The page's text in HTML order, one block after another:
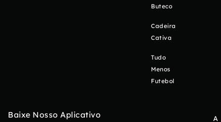
Buteco
Cadeira
Cativa
Tudo
Menos
Futebol
Baixe Nosso Aplicativo A